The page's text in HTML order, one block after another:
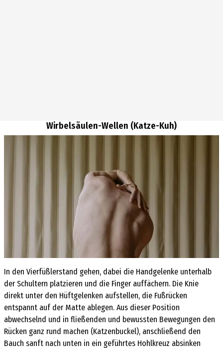
Wirbelsäulen-Wellen (Katze-Kuh)
In den Vierfüßlerstand gehen, dabei die Handgelenke unterhalb
der Schultern platzieren und die Finger auffächern. Die Knie
direkt unter den Hüftgelenken aufstellen, die Fußrücken
entspannt auf der Matte ablegen. Aus dieser Position
abwechselnd und in fließenden und bewussten Bewegungen den
Rücken ganz rund machen (Katzenbuckel), anschließend den
Bauch sanft nach unten in ein geführtes Hohlkreuz absinken